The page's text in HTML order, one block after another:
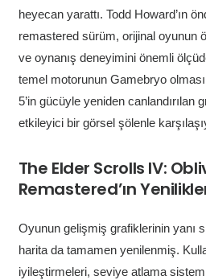
heyecan yarattı. Todd Howard’ın
remastered sürüm, orijinal oyunun
ve oynanış deneyimini önemli
temel motorunun Gamebryo
5’in gücüyle yeniden canlandırılan
etkileyici bir görsel şölenle
The Elder Scrolls IV:
Remastered’ın
Oyunun gelişmiş grafiklerinin yanı
harita da tamamen yenilenmiş.
iyileştirmeleri, seviye atlama